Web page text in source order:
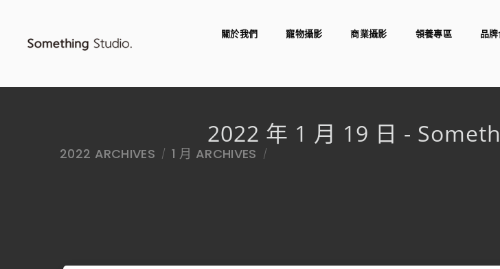
關於我們 寵物攝影 商業攝影 領養專區 品
2022 年 1 月 19 日 -
2022 ARCHIVES / 1 月 ARCHIVES /